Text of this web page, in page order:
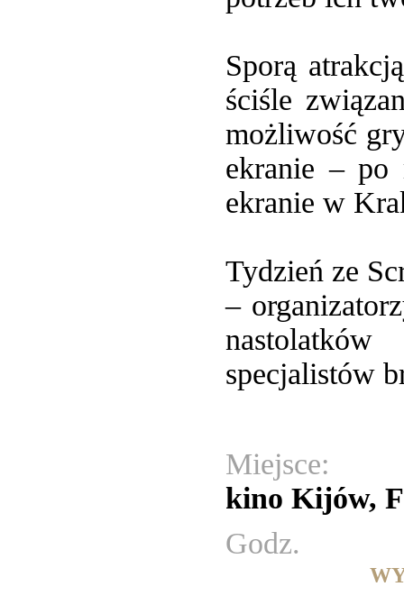
Sporą
ściśle
możliwość
ekranie –
ekranie w
Tydzień ze
–
specjalistów
Miejsce:
kino Kijów,
Godz.